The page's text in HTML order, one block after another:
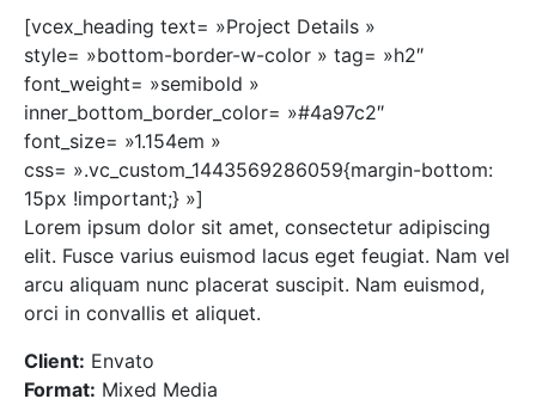
[vcex_heading text= »Project Details »
style= »bottom-border-w-color » tag= »h2″
font_weight= »semibold »
inner_bottom_border_color= »#4a97c2″
font_size= »1.154em »
css= ».vc_custom_1443569286059{margin-bottom:
15px !important;} »]
Lorem ipsum dolor sit amet, consectetur adipiscing
elit. Fusce varius euismod lacus eget feugiat. Nam vel
arcu aliquam nunc placerat suscipit. Nam euismod,
orci in convallis et aliquet.
Client: Envato
Format: Mixed Media